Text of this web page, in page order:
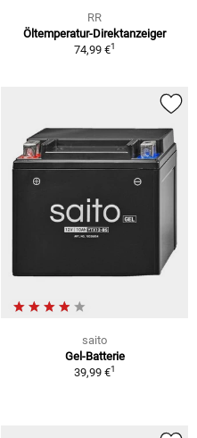
RR
Öltemperatur-Direktanzeiger
74,99 €1
saito
Gel-Batterie
39,99 €1